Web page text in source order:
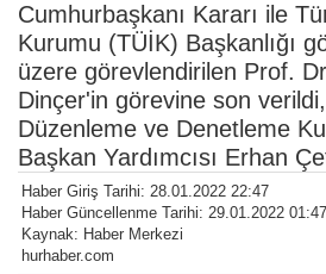
Cumhurbaşkanı Kararı ile
Kurumu (TÜİK) Başkanlığı
üzere görevlendirilen Prof.
Dinçer'in görevine son
Düzenleme ve Denetleme
Başkan Yardımcısı Erhan
Haber Giriş Tarihi: 28.01.2022 22:47
Haber Güncellenme Tarihi: 29.01.2022 01:47
Kaynak: Haber Merkezi
hurhaber.com